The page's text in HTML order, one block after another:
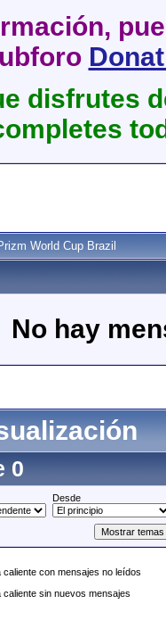
disfrutes
World Cup Brazil
No hay
0
Desde
caliente con mensajes no leídos
caliente sin nuevos mensajes